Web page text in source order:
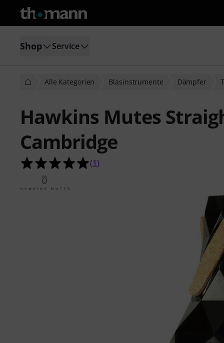
Shop Service
Alle Kategorien Blasinstrumente Dämpfer
Hawkins Mutes
Cambridge
5.0 von 5 Sternen aus 1
(1)